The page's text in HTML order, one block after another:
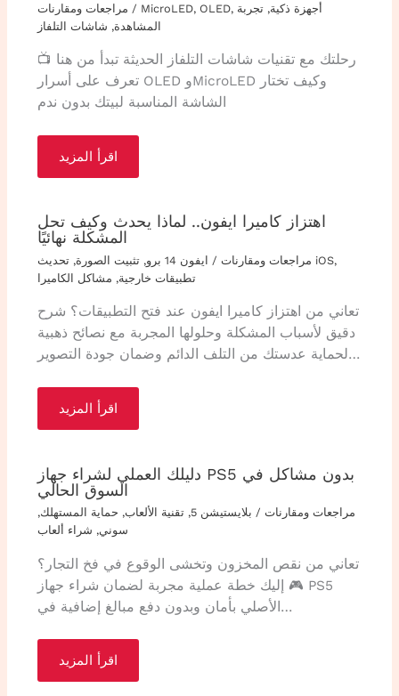
مراجعات ومقارنات / MicroLED, OLED, أجهزة ذكية,تجربة
المشاهدة, شاشات التلفاز
رحلتك مع تقنيات شاشات التلفاز الحديثة تبدأ من هنا 📺
تعرف على أسرار OLED وMicroLED وكيف تختار
الشاشة المناسبة لبيتك بدون ندم
اقرأ المزيد
اهتزاز كاميرا ايفون.. لماذا يحدث وكيف تحل
المشكلة نهائيًا
مراجعات ومقارنات / ايفون 14 برو ,تثبيت الصورة, تحديث iOS,
تطبيقات خارجية, مشاكل الكاميرا
تعاني من اهتزاز كاميرا ايفون عند فتح التطبيقات؟ شرح
دقيق لأسباب المشكلة وحلولها المجربة مع نصائح ذهبية
لحماية عدستك من التلف الدائم وضمان جودة التصوير…
اقرأ المزيد
دليلك العملي لشراء جهاز PS5 بدون مشاكل في
السوق الحالي
مراجعات ومقارنات / بلايستيشن 5 ,تقنية الألعاب, حماية المستهلك,
سوني, شراء ألعاب
تعاني من نقص المخزون وتخشى الوقوع في فخ التجار؟
🎮 إليك خطة عملية مجربة لضمان شراء جهاز PS5
الأصلي بأمان وبدون دفع مبالغ إضافية في…
اقرأ المزيد